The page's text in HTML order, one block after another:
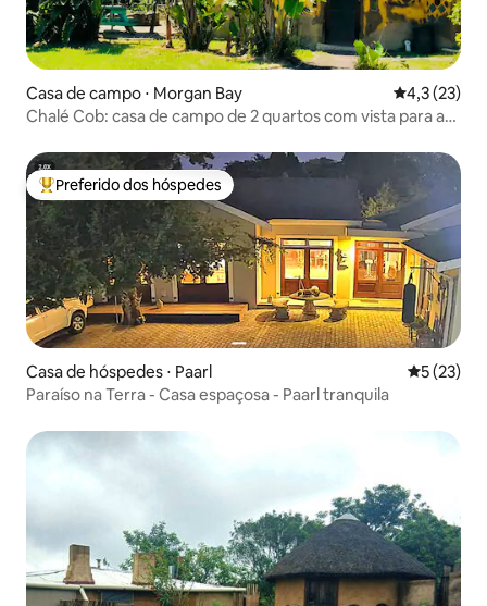
Casa de campo ⋅ Morgan Bay 4,3 de uma
4,3 (23)
Chalé Cob: casa de campo de 2 quartos com vista para a
Entre os melhores preferidos dos hóspedes
Preferido dos hóspedes
Casa de hóspedes ⋅ Paarl 5 de uma
5 (23)
Paraíso na Terra - Casa espaçosa - Paarl tranquila